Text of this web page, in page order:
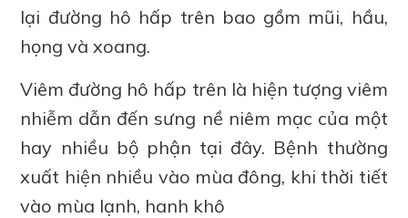
lại đường hô hấp trên bao gồm mũi, hầu,
họng và xoang.
Viêm đường hô hấp trên là hiện tượng viêm
nhiễm dẫn đến sưng nề niêm mạc của một
hay nhiều bộ phận tại đây. Bệnh thường
xuất hiện nhiều vào mùa đông, khi thời tiết
vào mùa lạnh, hanh khô